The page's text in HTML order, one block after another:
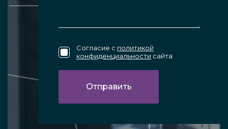
Согласие с политикой
конфиденциальности сайта